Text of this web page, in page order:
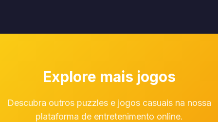
Explore mais jogos
Descubra outros puzzles e jogos casuais na nossa
plataforma de entretenimento online.